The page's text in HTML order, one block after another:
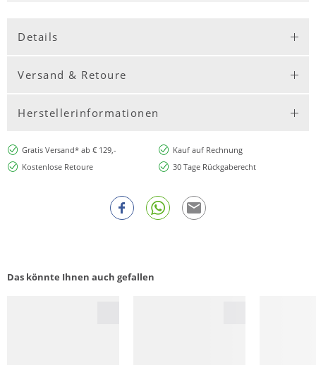
Details
Versand & Retoure
Herstellerinformationen
Gratis Versand* ab € 129,-
Kauf auf Rechnung
Kostenlose Retoure
30 Tage Rückgaberecht
Das könnte Ihnen auch gefallen